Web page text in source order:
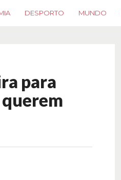
DESPORTO MUNDO
para